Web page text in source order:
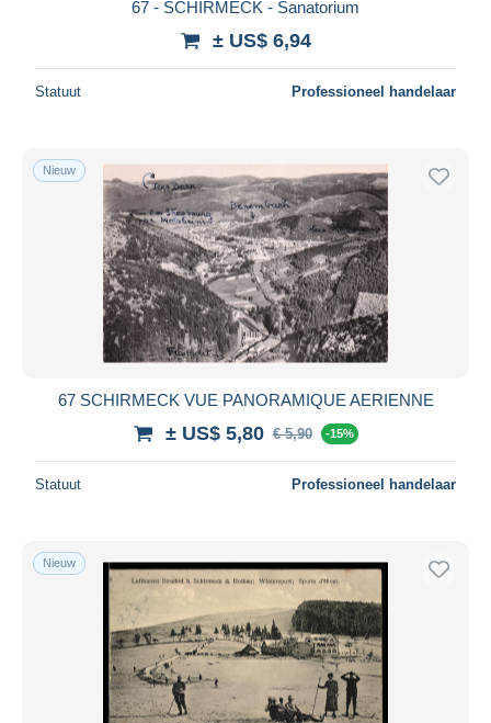
67 - SCHIRMECK - Sanatorium
± US$ 6,94
Statuut Professioneel handelaar
Nieuw
67 SCHIRMECK VUE PANORAMIQUE AERIENNE
± US$ 5,80 € 5,90 -15%
Statuut Professioneel handelaar
Nieuw